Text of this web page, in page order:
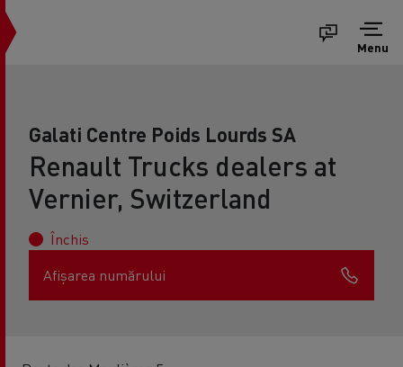
Menu
Galati Centre Poids Lourds SA
Renault Trucks dealers at
Vernier, Switzerland
Închis
Afișarea numărului